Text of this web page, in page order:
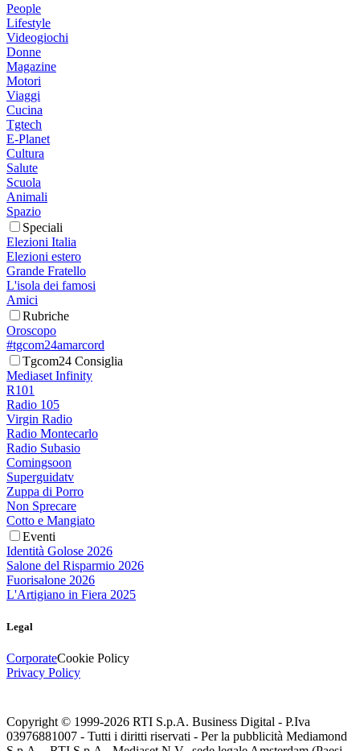
People
Lifestyle
Videogiochi
Donne
Magazine
Motori
Viaggi
Cucina
Tgtech
E-Planet
Cultura
Salute
Scuola
Animali
Spazio
Speciali
Elezioni Italia
Elezioni estero
Grande Fratello
L'isola dei famosi
Amici
Rubriche
Oroscopo
#tgcom24amarcord
Tgcom24 Consiglia
Mediaset Infinity
R101
Radio 105
Virgin Radio
Radio Montecarlo
Radio Subasio
Comingsoon
Superguidatv
Zuppa di Porro
Non Sprecare
Cotto e Mangiato
Eventi
Identità Golose 2026
Salone del Risparmio 2026
Fuorisalone 2026
L'Artigiano in Fiera 2025
Legal
CorporateCookie Policy
Privacy Policy
Copyright © 1999-2026 RTI S.p.A. Business Digital - P.Iva
03976881007 - Tutti i diritti riservati - Per la pubblicità Mediamond